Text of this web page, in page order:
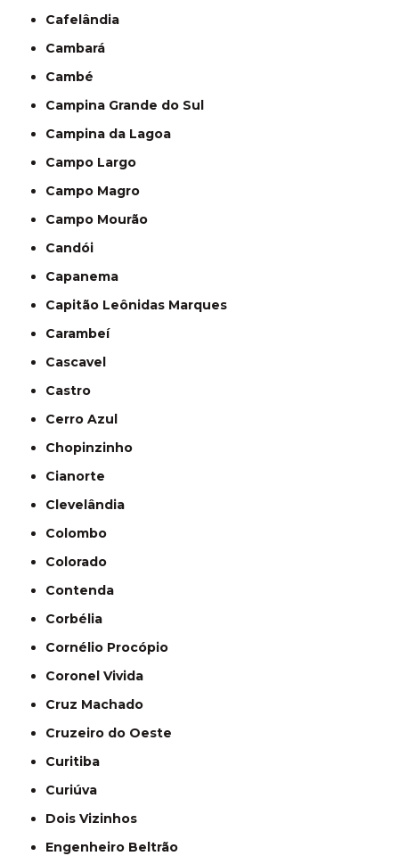
Cafelândia
Cambará
Cambé
Campina Grande do Sul
Campina da Lagoa
Campo Largo
Campo Magro
Campo Mourão
Candói
Capanema
Capitão Leônidas Marques
Carambeí
Cascavel
Castro
Cerro Azul
Chopinzinho
Cianorte
Clevelândia
Colombo
Colorado
Contenda
Corbélia
Cornélio Procópio
Coronel Vivida
Cruz Machado
Cruzeiro do Oeste
Curitiba
Curiúva
Dois Vizinhos
Engenheiro Beltrão